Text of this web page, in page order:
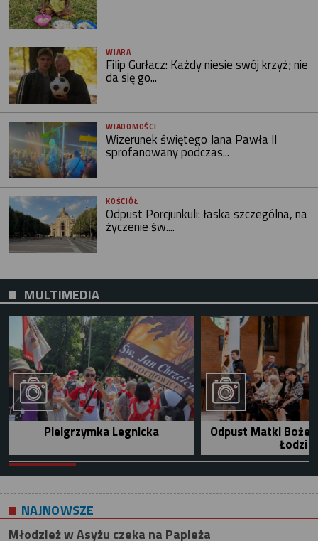
WIARA
Filip Gurłacz: Każdy niesie swój krzyż; nie
da się go...
WIADOMOŚCI
Wizerunek świętego Jana Pawła II
sprofanowany podczas...
KOŚCIÓŁ
Odpust Porcjunkuli: łaska szczególna, na
życzenie św....
MULTIMEDIA
Pielgrzymka Legnicka Odpust Matki Bożej
Łodzi
NAJNOWSZE
Młodzież w Asyżu czeka na Papieża